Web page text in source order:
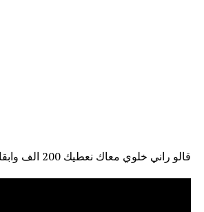
قالو راني خلوي معاك نعطيك 200 الف وابقا دور بيا